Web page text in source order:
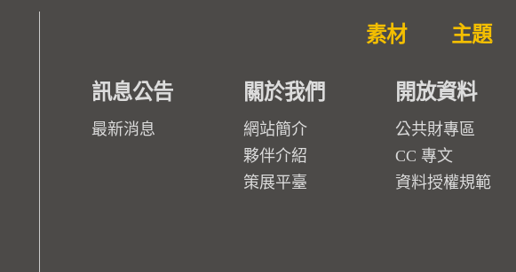
素材 主題
訊息公告
最新消息
關於我們
網站簡介
夥伴介紹
策展平臺
開放資料
公共財專區
CC 專文
資料授權規範